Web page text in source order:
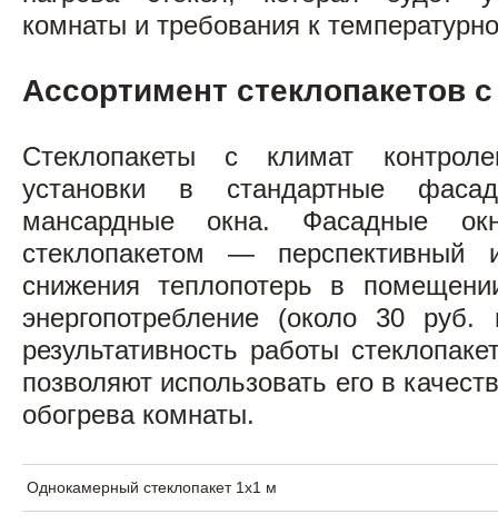
комнаты и требования к
Ассортимент стеклопакетов
Стеклопакеты с климат
установки в стандартные
мансардные окна. Фасадные
стеклопакетом —
снижения теплопотерь в
энергопотребление (около 30
результативность работы
позволяют использовать его в
обогрева комнаты.
Однокамерный стеклопакет 1х1 м